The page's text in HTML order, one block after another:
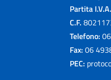
Partita I.V.A.
C.F.
Telefono:
Fax: 06
PEC: